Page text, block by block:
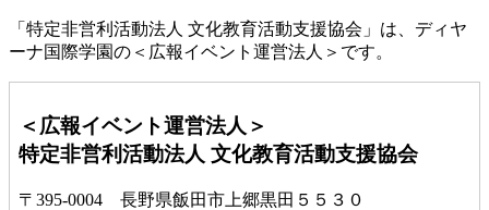
「特定非営利活動法人 文化教育活動支援協会」は、ディヤ
ーナ国際学園の＜広報イベント運営法人＞です。
＜広報イベント運営法人＞
特定非営利活動法人 文化教育活動支援協会
〒395-0004 長野県飯田市上郷黒田５５３０